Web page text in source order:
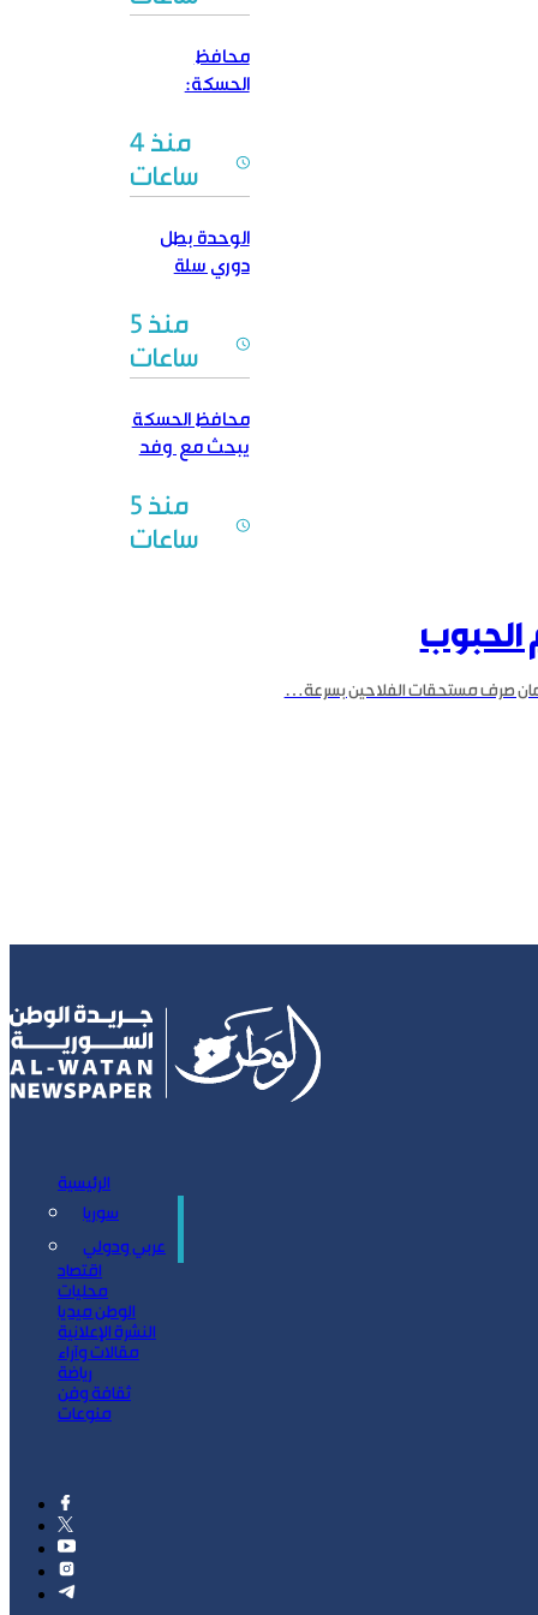
محافظ
الحسكة:
الصعوبات التي
تواجه تبديل
منذ 4
ساعات
الوحدة بطل
دوري سلة
الرابعة على
التوالي
منذ 5
ساعات
محافظ الحسكة
يبحث مع وفد
المحافظة آليات
تسريع عودتهم
منذ 5
ساعات
الحبوب
الرئيسية
سوريا
عربي ودولي
اقتصاد
محليات
الوطن ميديا
النشرة الإعلانية
مقالات وآراء
رياضة
ثقافة وفن
منوعات